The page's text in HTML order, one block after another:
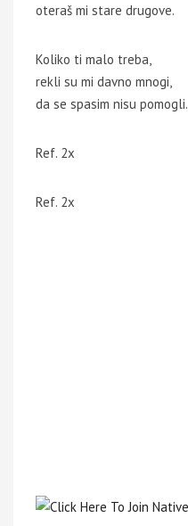
oteraš mi stare drugove.
Koliko ti malo treba,
rekli su mi davno mnogi,
da se spasim nisu pomogli.
Ref. 2x
Ref. 2x